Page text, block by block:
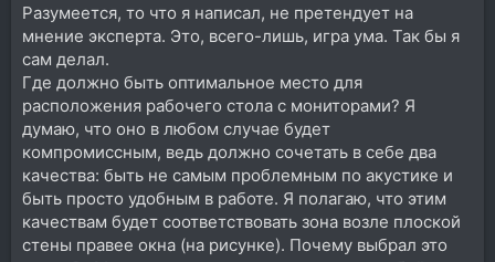
Разумеется, то что я написал, не претендует на
мнение эксперта. Это, всего-лишь, игра ума. Так бы я
сам делал.
Где должно быть оптимальное место для
расположения рабочего стола с мониторами? Я
думаю, что оно в любом случае будет
компромиссным, ведь должно сочетать в себе два
качества: быть не самым проблемным по акустике и
быть просто удобным в работе. Я полагаю, что этим
качествам будет соответствовать зона возле плоской
стены правее окна (на рисунке). Почему выбрал это